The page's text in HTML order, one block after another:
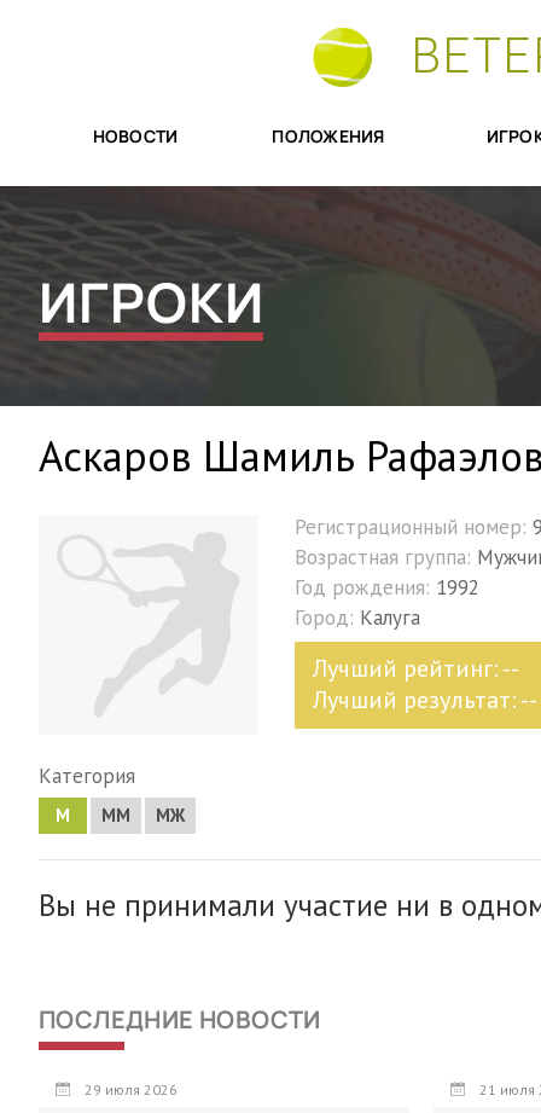
НОВОСТИ ПОЛОЖЕНИЯ
ИГРОКИ
Аскаров Шамиль
Регистрационный номер:
Возрастная группа:
Год рождения: 1992
Город: Калуга
Лучший рейтинг: --
Лучший результат: --
Категория
М MM МЖ
Вы не принимали участие ни в
ПОСЛЕДНИЕ НОВОСТИ
29 июля 2026 21 июля